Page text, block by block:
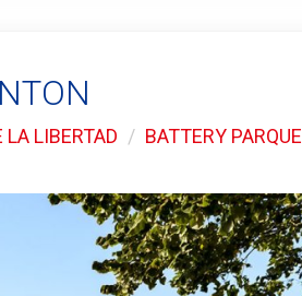
LA LIBERTAD BATTERY PARQUE